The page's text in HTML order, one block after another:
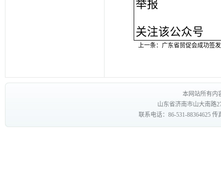
举报
关注该公众号
上一条： 广东省贸促会成功签
本网站所有内
山东省济南市山大南路
联系电话：86-531-88364625 传